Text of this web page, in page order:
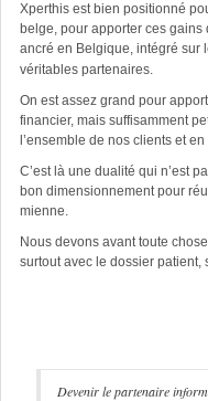
Xperthis est bien positionné
belge, pour apporter ces gains
ancré en Belgique, intégré sur
véritables partenaires.
On est assez grand pour
financier, mais suffisamment
l’ensemble de nos clients et
C’est là une dualité qui n’est
bon dimensionnement pour
mienne.
Nous devons avant toute
surtout avec le dossier patient,
Devenir le partenaire